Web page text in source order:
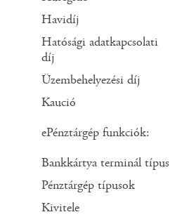
Havidíj
Hatósági adatkapcsolati
díj
Üzembehelyezési díj
Kaució
ePénztárgép funkciók:
Bankkártya terminál típus
Pénztárgép típusok
Kivitele